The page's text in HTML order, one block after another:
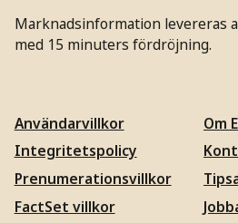
Marknadsinformation levereras
med 15 minuters fördröjning.
Användarvillkor
Integritetspolicy
Prenumerationsvillkor
FactSet villkor
Om